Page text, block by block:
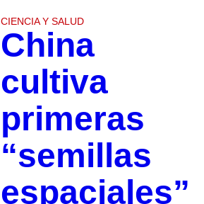
CIENCIA Y SALUD
China
cultiva
primeras
“semillas
espaciales”